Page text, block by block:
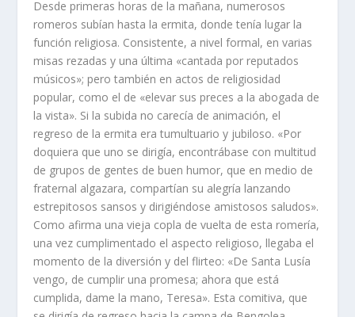
Desde primeras horas de la mañana, numerosos
romeros subí­an hasta la ermita, donde tení­a lugar la
función religiosa. Consistente, a nivel formal, en varias
misas rezadas y una última «cantada por reputados
músicos»; pero también en actos de religiosidad
popular, como el de «elevar sus preces a la abogada de
la vista». Si la subida no carecí­a de animación, el
regreso de la ermita era tumultuario y jubiloso. «Por
doquiera que uno se dirigí­a, encontrábase con multitud
de grupos de gentes de buen humor, que en medio de
fraternal algazara, compartí­an su alegrí­a lanzando
estrepitosos sansos y dirigiéndose amistosos saludos».
Como afirma una vieja copla de vuelta de esta romerí­a,
una vez cumplimentado el aspecto religioso, llegaba el
momento de la diversión y del flirteo: «De Santa Lusí­a
vengo, de cumplir una promesa; ahora que está
cumplida, dame la mano, Teresa». Esta comitiva, que